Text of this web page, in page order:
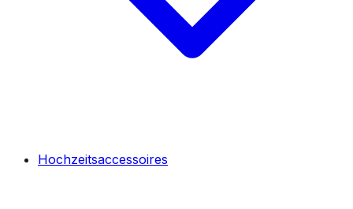
Hochzeitsaccessoires